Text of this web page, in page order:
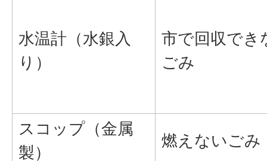
水温計（水銀入
り）
市で回収でき
ごみ
スコップ（金属
製）
燃えないごみ